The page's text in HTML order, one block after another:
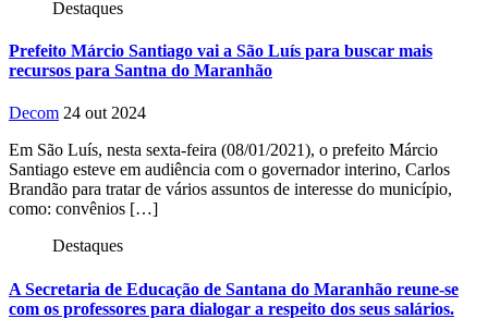
Destaques
Prefeito Márcio Santiago vai a São Luís para buscar mais
recursos para Santna do Maranhão
Decom 24 out 2024
Em São Luís, nesta sexta-feira (08/01/2021), o prefeito Márcio
Santiago esteve em audiência com o governador interino, Carlos
Brandão para tratar de vários assuntos de interesse do município,
como: convênios […]
Destaques
A Secretaria de Educação de Santana do Maranhão reune-se
com os professores para dialogar a respeito dos seus salários.